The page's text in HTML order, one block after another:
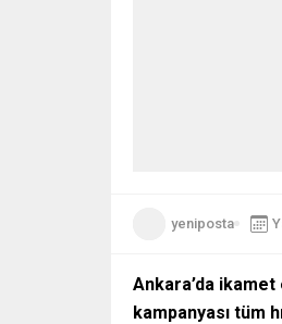
yeniposta
Ankara’da ikamet
kampanyası tüm